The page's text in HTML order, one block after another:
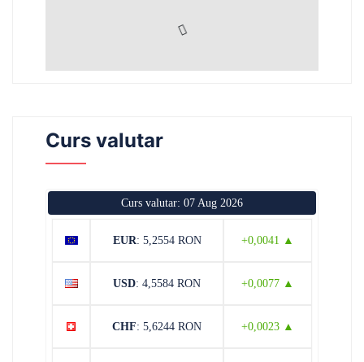
Curs valutar
Curs valutar: 07 Aug 2026
EUR: 5,2554 RON +0,0041 ▲
USD: 4,5584 RON +0,0077 ▲
CHF: 5,6244 RON +0,0023 ▲